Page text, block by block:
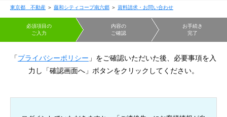
東京都 不動産 ＞ 藤和シティコープ南六郷 ＞ 資料請求・お問い合わせ
必須項目の
ご入力
内容の
ご確認
お手続き
完了
「プライバシーポリシー 」をご確認いただいた後、必要事項を入
力し「確認画面へ」ボタンをクリックしてください。